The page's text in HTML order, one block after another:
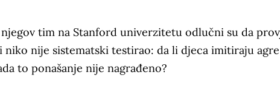
njegov tim na Stanford univerzitetu odlučni su da
niko nije sistematski testirao: da li djeca imitiraju
to ponašanje nije nagrađeno?